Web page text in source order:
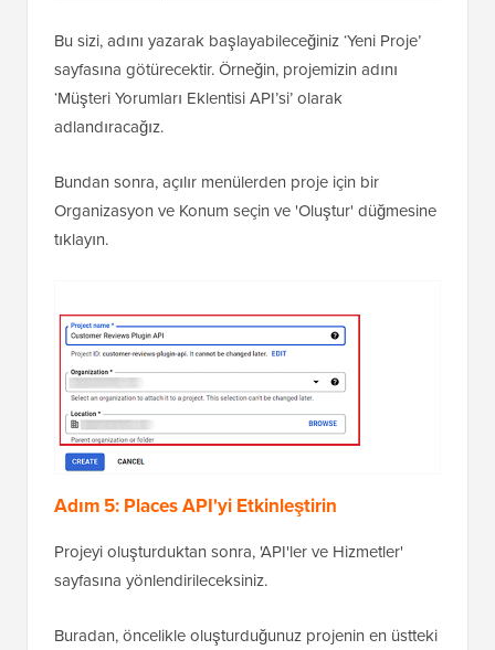
Bu sizi, adını yazarak başlayabileceğiniz ‘Yeni Proje’
sayfasına götürecektir. Örneğin, projemizin adını
‘Müşteri Yorumları Eklentisi API’si’ olarak
adlandıracağız.
Bundan sonra, açılır menülerden proje için bir
Organizasyon ve Konum seçin ve 'Oluştur' düğmesine
tıklayın.
Adım 5: Places API'yi Etkinleştirin
Projeyi oluşturduktan sonra, 'API'ler ve Hizmetler'
sayfasına yönlendirileceksiniz.
Buradan, öncelikle oluşturduğunuz projenin en üstteki